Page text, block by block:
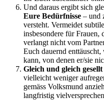
Und daraus ergibt sich
Eure Bedürfnisse – und
versteht. Vermeidet
insbesondere für Frauen,
verlangt nicht vom
Euch dauernd
kann, von denen er/sie
Gleich und gleich
vielleicht weniger
gemäss Volksmund
langfristig